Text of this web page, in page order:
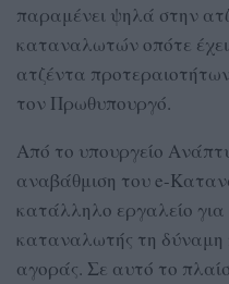
παραμένει ψηλά στην
καταναλωτών οπότε
ατζέντα
τον Πρωθυπουργό.
Από το υπουργείο
αναβάθμιση του e-
κατάλληλο εργαλείο για
καταναλωτής τη δύναμη
αγοράς. Σε αυτό το